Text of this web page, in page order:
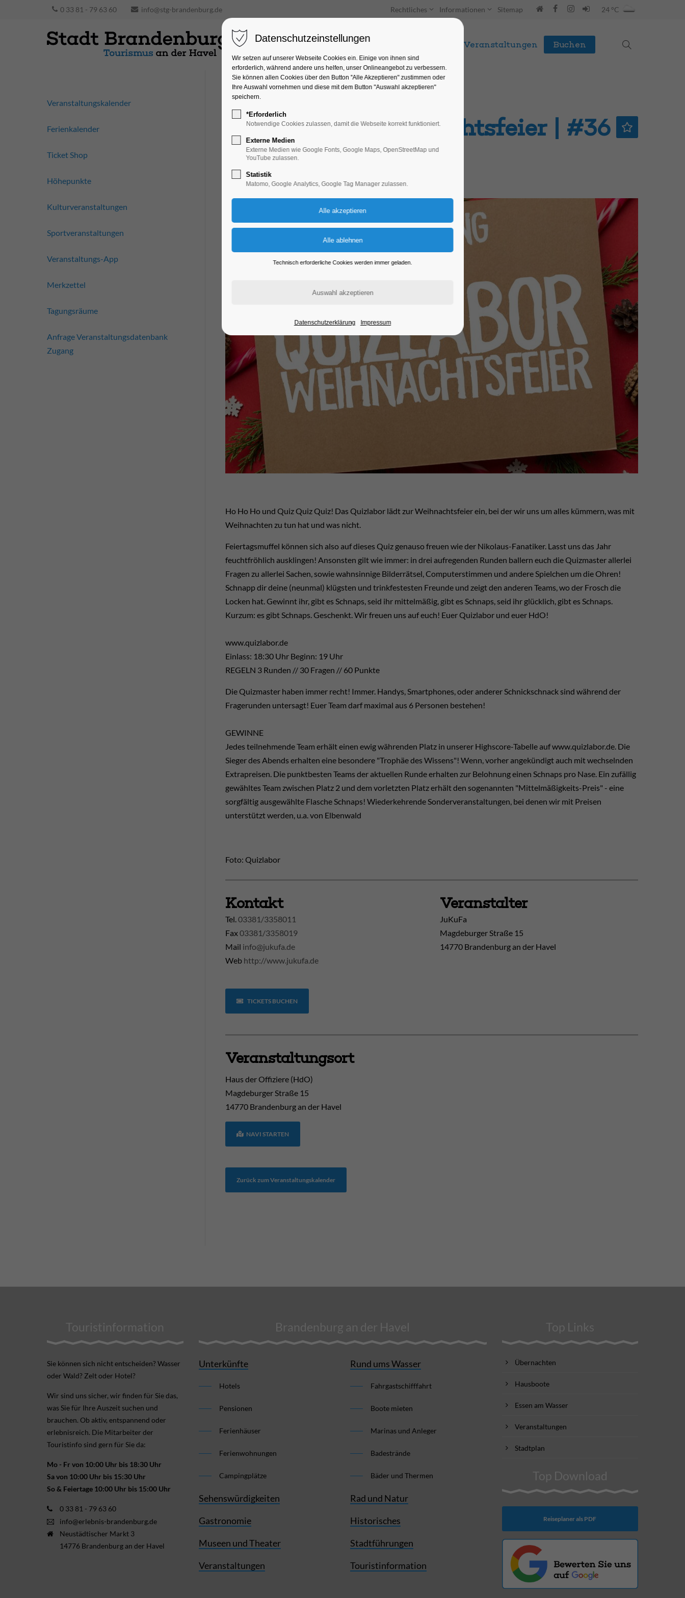
0 33 81 - 79 63 60 info@stg-brandenburg.de Rechtliches Informationen Sitemap 24 °C
Unterkünfte Entdecken & Erleben Veranstaltungen Buchen
Quizlabor | Weihnachtsfeier | #36
Mitmach-Aktion
19.12.2025, 18:30
Ho Ho Ho und Quiz Quiz Quiz! Das Quizlabor lädt zur Weihnachtsfeier ein, bei der wir uns um alles kümmern, was mit
Weihnachten zu tun hat und was nicht.
Feiertagsmuffel können sich also auf dieses Quiz genauso freuen wie der Nikolaus-Fanatiker. Lasst uns das Jahr
feuchtfröhlich ausklingen! Ansonsten gilt wie immer: in drei aufregenden Runden ballern euch die Quizmaster allerlei
Fragen zu allerlei Sachen, sowie wahnsinnige Bilderrätsel, Computerstimmen und andere Spielchen um die Ohren!
Schnapp dir deine (neunmal) klügsten und trinkfestesten Freunde und zeigt den anderen Teams, wo der Frosch die
Locken hat. Gewinnt ihr, gibt es Schnaps, seid ihr mittelmäßig, gibt es Schnaps, seid ihr glücklich, gibt es Schnaps.
Kurzum: es gibt Schnaps. Geschenkt. Wir freuen uns auf euch! Euer Quizlabor und euer HdO!
www.quizlabor.de
Einlass: 18:30 Uhr Beginn: 19 Uhr
REGELN 3 Runden // 30 Fragen // 60 Punkte
Die Quizmaster haben immer recht! Immer. Handys, Smartphones, oder anderer Schnickschnack sind während der
Fragerunden untersagt! Euer Team darf maximal aus 6 Personen bestehen!
GEWINNE
Jedes teilnehmende Team erhält einen ewig währenden Platz in unserer Highscore-Tabelle auf www.quizlabor.de. Die
Sieger des Abends erhalten eine besondere "Trophäe des Wissens"! Wenn, vorher angekündigt auch mit wechselnden
Extrapreisen. Die punktbesten Teams der aktuellen Runde erhalten zur Belohnung einen Schnaps pro Nase. Ein zufällig
gewähltes Team zwischen Platz 2 und dem vorletzten Platz erhält den sogenannten "Mittelmäßigkeits-Preis" - eine
sorgfältig ausgewählte Flasche Schnaps! Wiederkehrende Sonderveranstaltungen, bei denen wir mit Preisen
unterstützt werden, u.a. von Elbenwald
Foto: Quizlabor
Kontakt
Tel. 03381/3358011
Fax03381/3358019
Mail info@jukufa.de
Web http://www.jukufa.de
Veranstalter
JuKuFa
Magdeburger Straße 15
14770 Brandenburg an der Havel
TICKETS BUCHEN
Veranstaltungsort
Haus der Offiziere (HdO)
Magdeburger Straße 15
14770 Brandenburg an der Havel
NAVI STARTEN
Zurück zum Veranstaltungskalender
Veranstaltungskalender
Ferienkalender
Ticket Shop
Höhepunkte
Kulturveranstaltungen
Sportveranstaltungen
Veranstaltungs-App
Merkzettel
Tagungsräume
Anfrage Veranstaltungsdatenbank
Zugang
Touristinformation
Sie können sich nicht ent­scheiden? Wasser
oder Wald? Zelt oder Hotel?
Wir sind uns sicher, wir finden für Sie das,
was Sie für Ihre Aus­zeit suchen und
brauchen. Ob aktiv, ent­spannend oder
erlebnis­reich. Die Mitarbeiter der
Touristinfo sind gern für Sie da:
Mo - Fr von 10:00 Uhr bis 18:30 Uhr
Sa von 10:00 Uhr bis 15:30 Uhr
So & Feiertage 10:00 Uhr bis 15:00 Uhr
0 33 81 - 79 63 60
info@erlebnis-brandenburg.de
Neustädtischer Markt 3
14776 Brandenburg an der Havel
Brandenburg an der Havel
Unterkünfte
Hotels
Pensionen
Ferienhäuser
Ferienwohnungen
Campingplätze
Sehenswürdigkeiten
Gastronomie
Museen und Theater
Veranstaltungen
Rund ums Wasser
Fahrgastschifffahrt
Boote mieten
Marinas und Anleger
Badestrände
Bäder und Thermen
Rad und Natur
Historisches
Stadtführungen
Touristinformation
Top Links
Übernachten
Hausboote
Essen am Wasser
Veranstaltungen
Stadtplan
Top Download
Reiseplaner als PDF
Datenschutzeinstellungen
Wir setzen auf unserer Webseite Cookies ein. Einige von ihnen sind
erforderlich, während andere uns helfen, unser Onlineangebot zu verbessern.
Sie können allen Cookies über den Button "Alle Akzeptieren" zustimmen oder
Ihre Auswahl vornehmen und diese mit dem Button "Auswahl akzeptieren"
speichern.
*Erforderlich
Notwendige Cookies zulassen, damit die Webseite korrekt funktioniert.
Externe Medien
Externe Medien wie Google Fonts, Google Maps, OpenStreetMap und
YouTube zulassen.
Statistik
Matomo, Google Analytics, Google Tag Manager zulassen.
Technisch erforderliche Cookies werden immer geladen.
Datenschutzerklärung Impressum